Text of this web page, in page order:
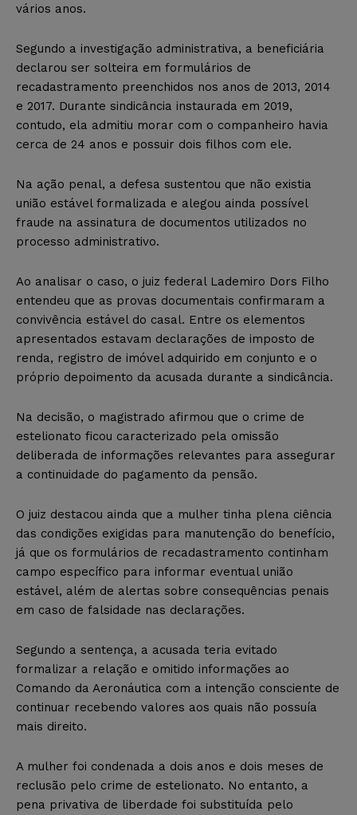
vários anos.
Segundo a investigação administrativa, a beneficiária
declarou ser solteira em formulários de
recadastramento preenchidos nos anos de 2013, 2014
e 2017. Durante sindicância instaurada em 2019,
contudo, ela admitiu morar com o companheiro havia
cerca de 24 anos e possuir dois filhos com ele.
Na ação penal, a defesa sustentou que não existia
união estável formalizada e alegou ainda possível
fraude na assinatura de documentos utilizados no
processo administrativo.
Ao analisar o caso, o juiz federal Lademiro Dors Filho
entendeu que as provas documentais confirmaram a
convivência estável do casal. Entre os elementos
apresentados estavam declarações de imposto de
renda, registro de imóvel adquirido em conjunto e o
próprio depoimento da acusada durante a sindicância.
Na decisão, o magistrado afirmou que o crime de
estelionato ficou caracterizado pela omissão
deliberada de informações relevantes para assegurar
a continuidade do pagamento da pensão.
O juiz destacou ainda que a mulher tinha plena ciência
das condições exigidas para manutenção do benefício,
já que os formulários de recadastramento continham
campo específico para informar eventual união
estável, além de alertas sobre consequências penais
em caso de falsidade nas declarações.
Segundo a sentença, a acusada teria evitado
formalizar a relação e omitido informações ao
Comando da Aeronáutica com a intenção consciente de
continuar recebendo valores aos quais não possuía
mais direito.
A mulher foi condenada a dois anos e dois meses de
reclusão pelo crime de estelionato. No entanto, a
pena privativa de liberdade foi substituída pelo